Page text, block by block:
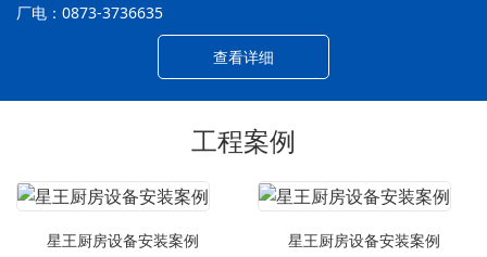
厂电：0873-3736635
查看详细
工程案例
星王厨房设备安装案例 星王厨房设备安装案例